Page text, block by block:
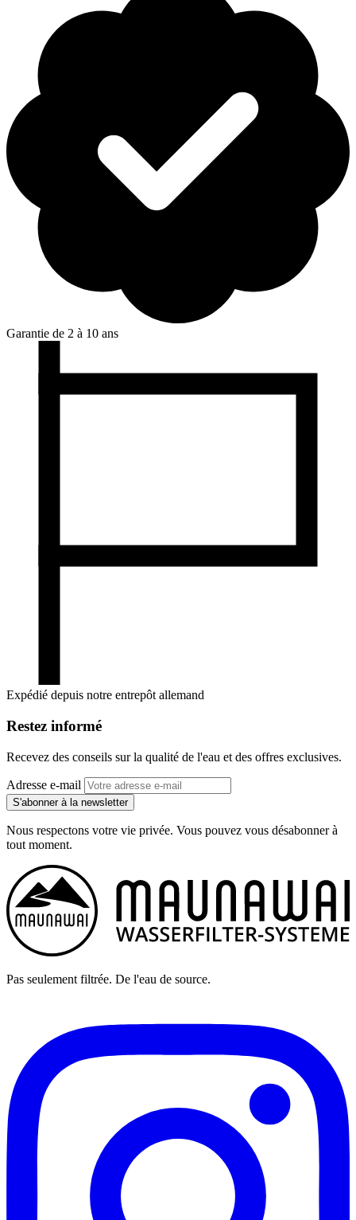
Garantie de 2 à 10 ans
Expédié depuis notre entrepôt allemand
Restez informé
Recevez des conseils sur la qualité de l'eau et des offres exclusives.
Adresse e-mail
S'abonner à la newsletter
Nous respectons votre vie privée. Vous pouvez vous désabonner à
tout moment.
Pas seulement filtrée. De l'eau de source.